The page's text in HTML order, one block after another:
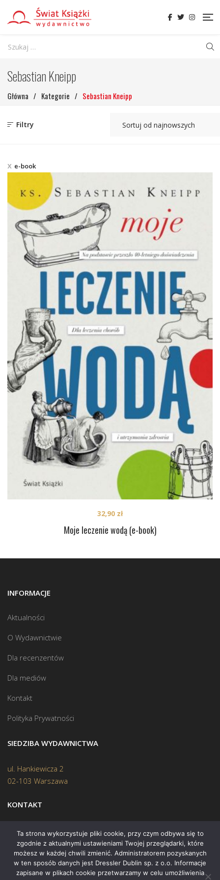
Sebastian Kneipp
Główna / Kategorie / Sebastian Kneipp
Filtry
e-book
Moje leczenie wodą (e-book)
32,90 zł
INFORMACJE
Aktualności
O Wydawnictwie
Dla recenzentów
Dla mediów
Kontakt
Polityka Prywatności
SIEDZIBA WYDAWNICTWA
ul. Hankiewicza 2
02-103 Warszawa
KONTAKT
Biuro:(22) 45 70 402
Mail:biuro@swiatksiazki.pl
Ta strona wykorzystuje pliki cookie, przy czym odbywa się to
zgodnie z aktualnymi ustawieniami Twojej przeglądarki, które
możesz w każdej chwili zmienić. Administratorem pozyskanych
w ten sposób danych jest Dressler Dublin sp. z o.o. Informacje
zapisane w plikach cookie przetwarzamy w celu umożliwienia